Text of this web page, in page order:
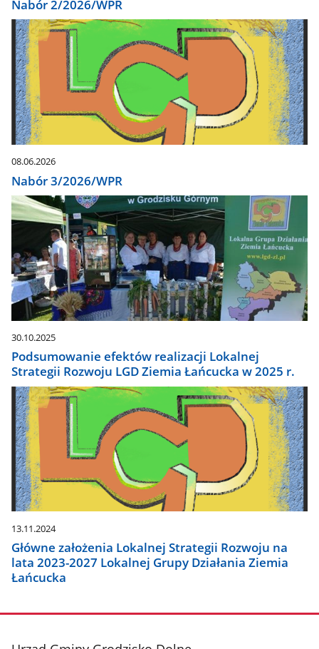
Nabór 2/2026/WPR
08.06.2026
Nabór 3/2026/WPR
30.10.2025
Podsumowanie efektów realizacji Lokalnej
Strategii Rozwoju LGD Ziemia Łańcucka w 2025 r.
13.11.2024
Główne założenia Lokalnej Strategii Rozwoju na
lata 2023-2027 Lokalnej Grupy Działania Ziemia
Łańcucka